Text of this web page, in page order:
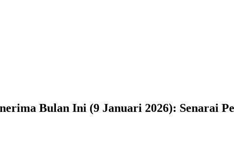
Bulan Ini (9 Januari 2026): Senarai